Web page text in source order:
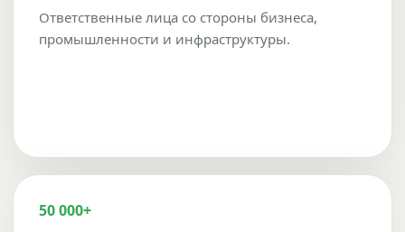
Ответственные лица со стороны бизнеса,
промышленности и инфраструктуры.
50 000+